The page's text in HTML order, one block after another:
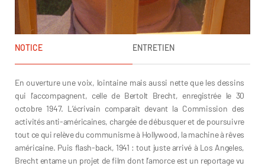
NOTICE ENTRETIEN
En ouverture une voix, lointaine mais aussi nette que les dessins
qui l’accompagnent, celle de Bertolt Brecht, enregistrée le 30
octobre 1947. L’écrivain comparaît devant la Commission des
activités anti-américaines, chargée de débusquer et de poursuivre
tout ce qui relève du communisme à Hollywood, la machine à rêves
américaine. Puis flash-back, 1941 : tout juste arrivé à Los Angeles,
Brecht entame un projet de film dont l’amorce est un reportage vu